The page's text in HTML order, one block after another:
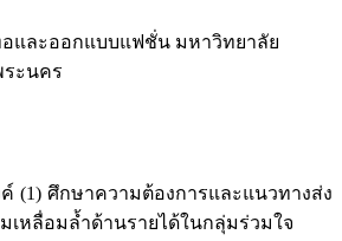
และออกแบบแฟชั่น มหาวิทยาลัย
ระนคร
(1) ศึกษาความต้องการและแนวทางส่ง
เหลื่อมล้ำด้านรายได้ในกลุ่มร่วมใจ